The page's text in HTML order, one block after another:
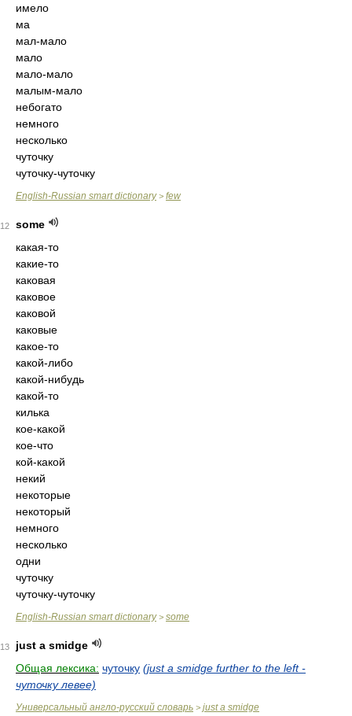
имело
ма
мал-мало
мало
мало-мало
малым-мало
небогато
немного
несколько
чуточку
чуточку-чуточку
English-Russian smart dictionary> few
12
some
какая-то
какие-то
каковая
каковое
каковой
каковые
какое-то
какой-либо
какой-нибудь
какой-то
килька
кое-какой
кое-что
кой-какой
некий
некоторые
некоторый
немного
несколько
одни
чуточку
чуточку-чуточку
English-Russian smart dictionary> some
13
just a smidge
Общая лексика: чуточку (just a smidge further to the left -
чуточку левее)
Универсальный англо-русский словарь > just a smidge